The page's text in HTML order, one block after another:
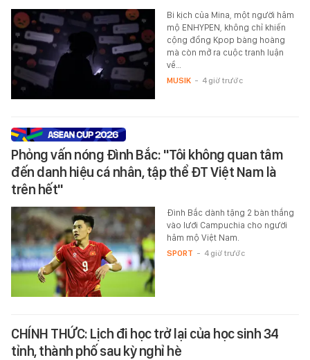
Bi kịch của Mina, một người hâm
mộ ENHYPEN, không chỉ khiến
cộng đồng Kpop bàng hoàng
mà còn mở ra cuộc tranh luận
về…
MUSIK - 4 giờ trước
Phỏng vấn nóng Đình Bắc: "Tôi không quan tâm
đến danh hiệu cá nhân, tập thể ĐT Việt Nam là
trên hết"
Đình Bắc dành tặng 2 bàn thắng
vào lưới Campuchia cho người
hâm mộ Việt Nam.
SPORT - 4 giờ trước
CHÍNH THỨC: Lịch đi học trở lại của học sinh 34
tỉnh, thành phố sau kỳ nghỉ hè